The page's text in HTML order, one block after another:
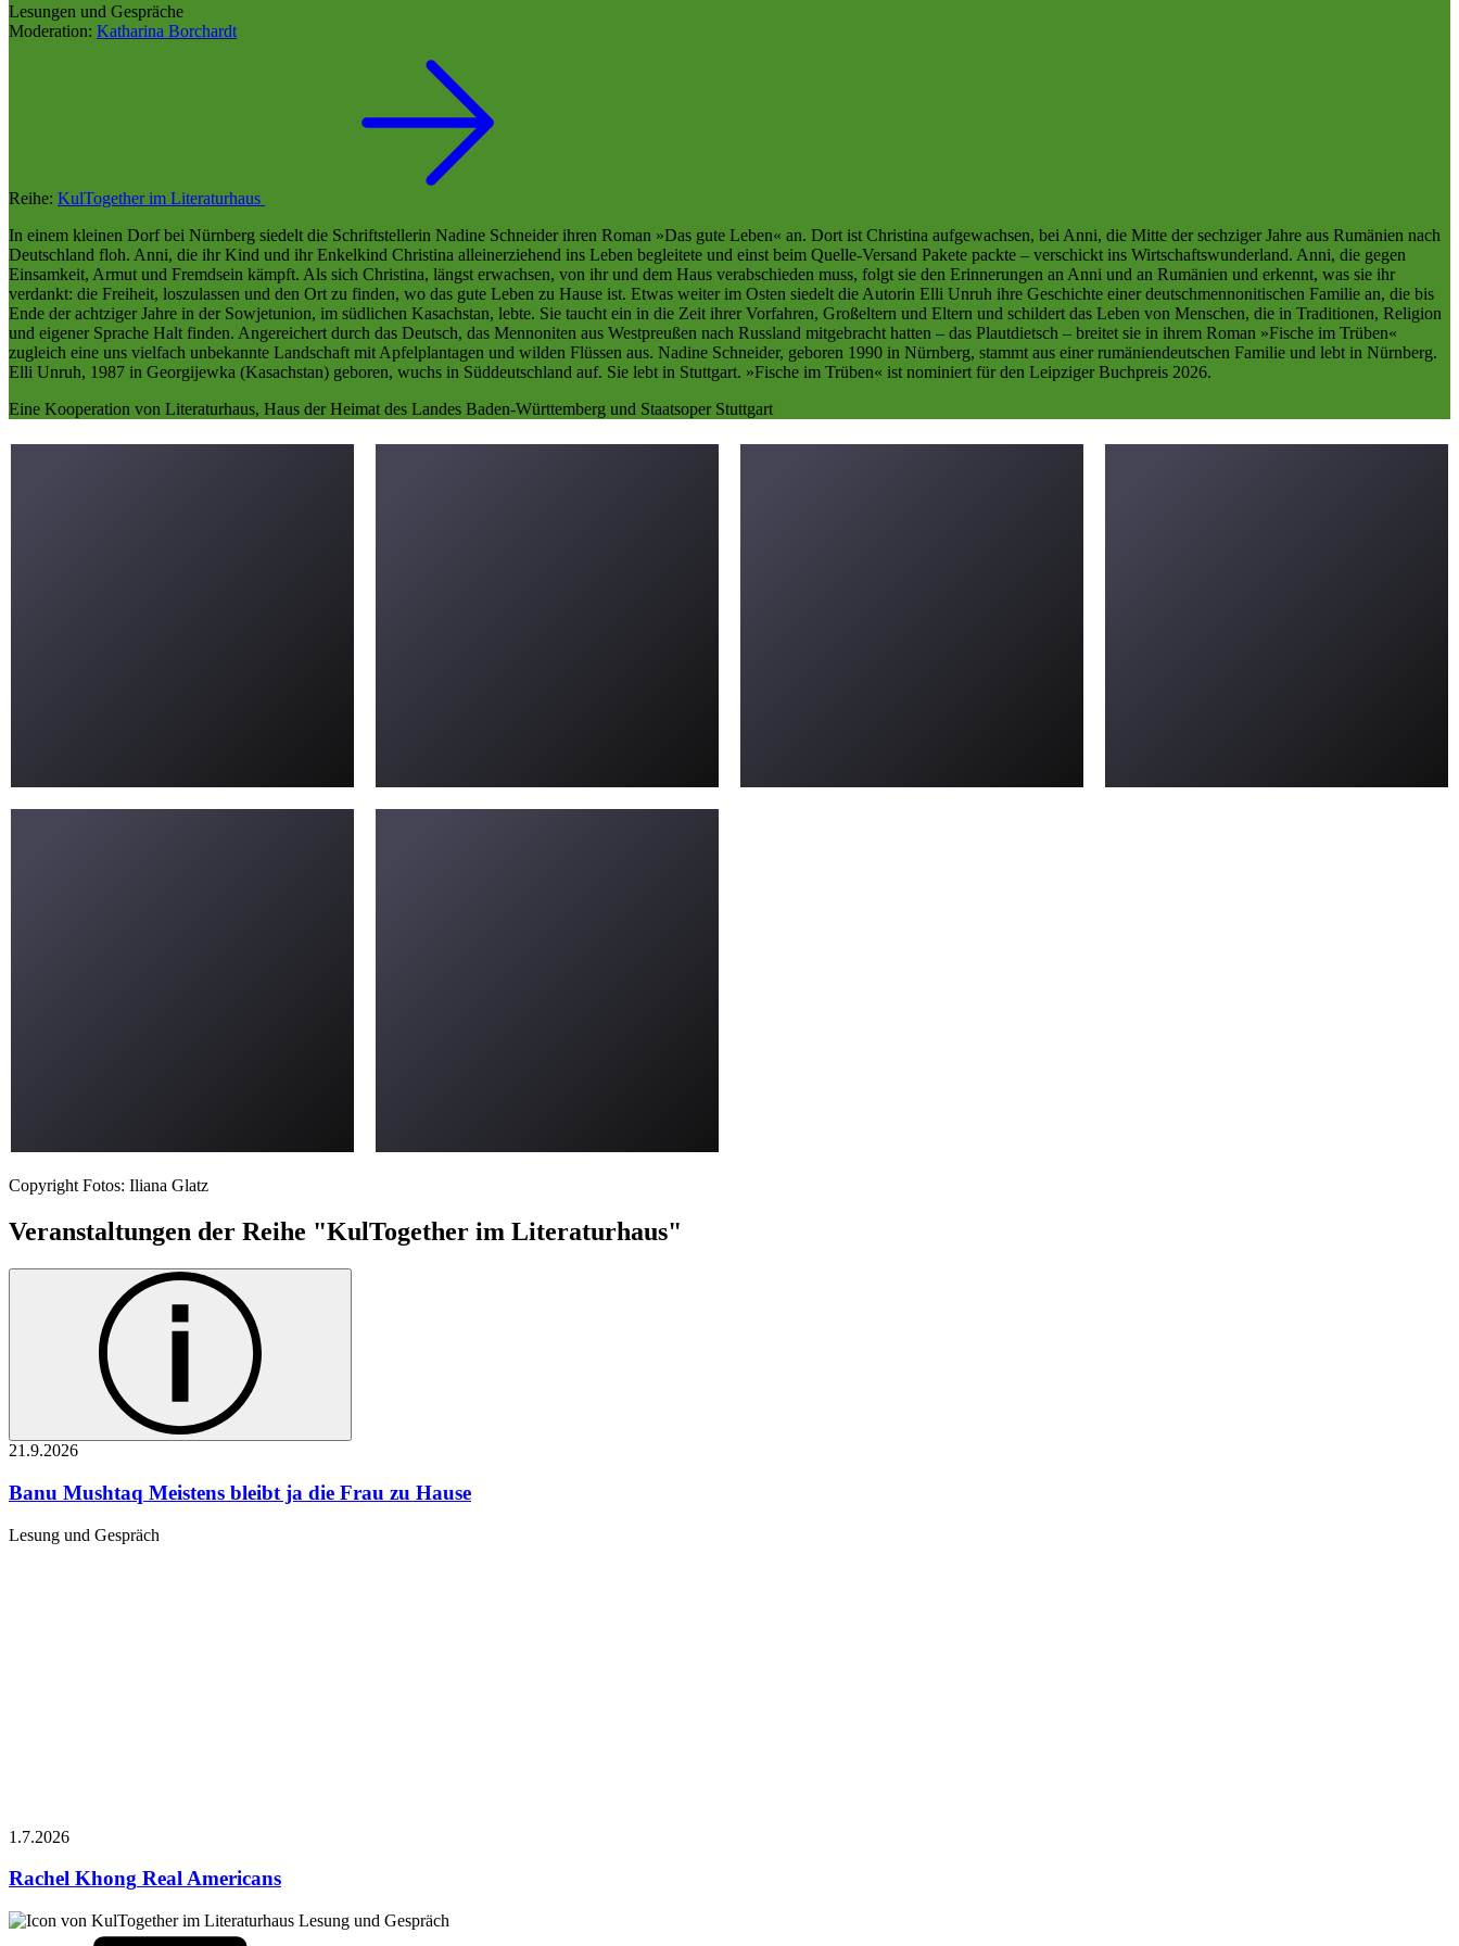
Lesungen und Gespräche
Moderation: Katharina Borchardt
Reihe: KulTogether im Literaturhaus
In einem kleinen Dorf bei Nürnberg siedelt die Schriftstellerin Nadine Schneider ihren Roman »Das gute Leben« an. Dort ist Christina aufgewachsen, bei Anni, die Mitte der sechziger Jahre aus Rumänien nach
Deutschland floh. Anni, die ihr Kind und ihr Enkelkind Christina alleinerziehend ins Leben begleitete und einst beim Quelle-Versand Pakete packte – verschickt ins Wirtschaftswunderland. Anni, die gegen
Einsamkeit, Armut und Fremdsein kämpft. Als sich Christina, längst erwachsen, von ihr und dem Haus verabschieden muss, folgt sie den Erinnerungen an Anni und an Rumänien und erkennt, was sie ihr
verdankt: die Freiheit, loszulassen und den Ort zu finden, wo das gute Leben zu Hause ist. Etwas weiter im Osten siedelt die Autorin Elli Unruh ihre Geschichte einer deutschmennonitischen Familie an, die bis
Ende der achtziger Jahre in der Sowjetunion, im südlichen Kasachstan, lebte. Sie taucht ein in die Zeit ihrer Vorfahren, Großeltern und Eltern und schildert das Leben von Menschen, die in Traditionen, Religion
und eigener Sprache Halt finden. Angereichert durch das Deutsch, das Mennoniten aus Westpreußen nach Russland mitgebracht hatten – das Plautdietsch – breitet sie in ihrem Roman »Fische im Trüben«
zugleich eine uns vielfach unbekannte Landschaft mit Apfelplantagen und wilden Flüssen aus. Nadine Schneider, geboren 1990 in Nürnberg, stammt aus einer rumäniendeutschen Familie und lebt in Nürnberg.
Elli Unruh, 1987 in Georgijewka (Kasachstan) geboren, wuchs in Süddeutschland auf. Sie lebt in Stuttgart. »Fische im Trüben« ist nominiert für den Leipziger Buchpreis 2026.
Eine Kooperation von Literaturhaus, Haus der Heimat des Landes Baden-Württemberg und Staatsoper Stuttgart
Copyright Fotos: Iliana Glatz
Veranstaltungen der Reihe "KulTogether im Literaturhaus"
21.9.2026
Banu Mushtaq Meistens bleibt ja die Frau zu Hause
Lesung und Gespräch
1.7.2026
Rachel Khong Real Americans
Lesung und Gespräch